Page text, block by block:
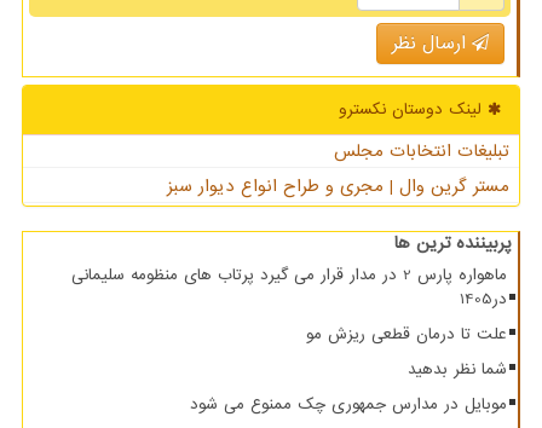
ارسال نظر
لینک دوستان نكسترو
تبلیغات انتخابات مجلس
مستر گرین وال | مجری و طراح انواع دیوار سبز
پربیننده ترین ها
ماهواره پارس 2 در مدار قرار می گیرد پرتاب های منظومه سلیمانی
در1405
علت تا درمان قطعی ریزش مو
شما نظر بدهید
موبایل در مدارس جمهوری چک ممنوع می شود